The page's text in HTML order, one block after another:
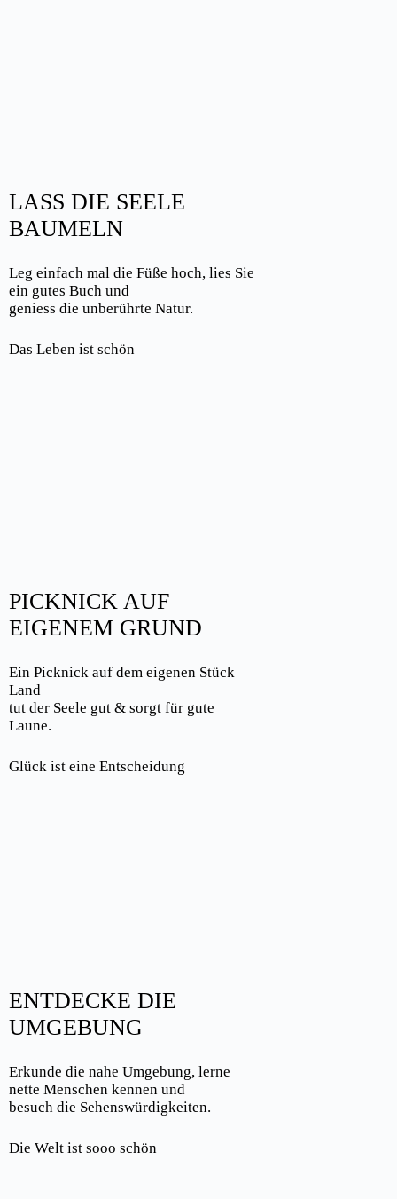
LASS DIE SEELE
BAUMELN
Leg einfach mal die Füße hoch, lies Sie
ein gutes Buch und
geniess die unberührte Natur.
Das Leben ist schön
PICKNICK AUF
EIGENEM GRUND
Ein Picknick auf dem eigenen Stück
Land
tut der Seele gut & sorgt für gute
Laune.
Glück ist eine Entscheidung
ENTDECKE DIE
UMGEBUNG
Erkunde die nahe Umgebung, lerne
nette Menschen kennen und
besuch die Sehenswürdigkeiten.
Die Welt ist sooo schön